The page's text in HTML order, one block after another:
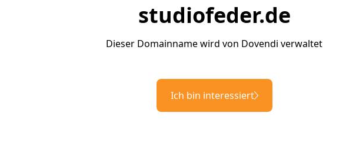
studiofeder.de
Dieser Domainname wird von Dovendi verwaltet
Ich bin interessiert